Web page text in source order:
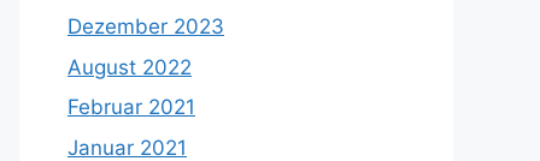
Dezember 2023
August 2022
Februar 2021
Januar 2021